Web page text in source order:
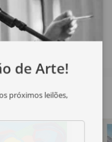
de Arte!
próximos leilões,